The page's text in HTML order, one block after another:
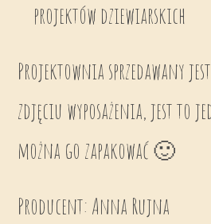
projektów dziewiarskich
Projektownia sprzedawany
zdjęciu wyposażenia, jest to
można go zapakować 🙂
Producent: Anna Rujna